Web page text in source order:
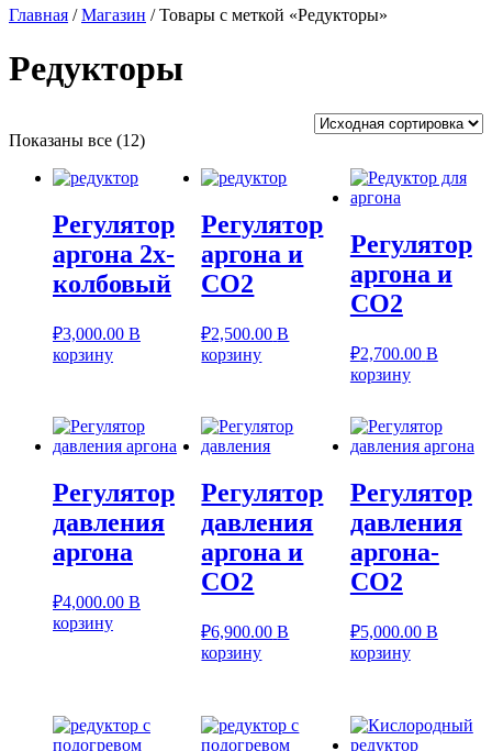
Главная /Магазин / Товары с меткой «Редукторы»
Редукторы
Показаны все (12)
Регулятор
аргона 2х-
колбовый
₽3,000.00 В
корзину
Регулятор
аргона и
СО2
₽2,500.00 В
корзину
Регулятор
аргона и
СО2
₽2,700.00 В
корзину
Регулятор
давления
аргона
₽4,000.00 В
корзину
Регулятор
давления
аргона и
СО2
₽6,900.00 В
корзину
Регулятор
давления
аргона-
СО2
₽5,000.00 В
корзину